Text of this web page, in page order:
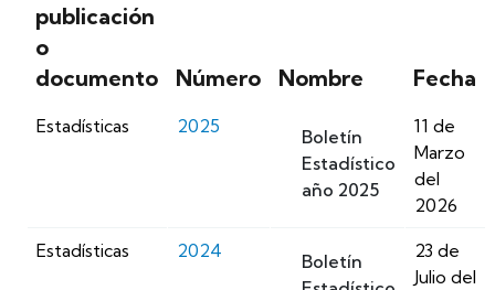
publicación
o
documento
Número Nombre Fecha
Estadísticas 2025
Boletín
Estadístico
año 2025
11 de
Marzo
del
2026
Estadísticas 2024
Boletín
23 de
Julio del